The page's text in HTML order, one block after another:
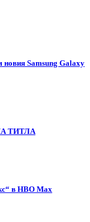
новия Samsung Galaxy
ТИТЛА
в HBO Max